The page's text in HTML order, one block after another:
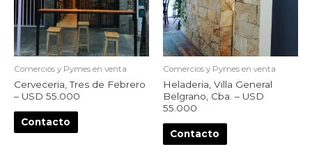
Comercios y Pymes en venta
Cerveceria, Tres de Febrero
– USD 55.000
Contacto
Comercios y Pymes en venta
Heladeria, Villa General
Belgrano, Cba. – USD
55.000
Contacto